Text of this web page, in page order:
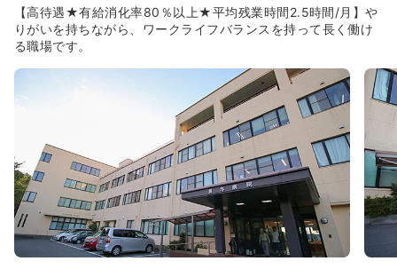
る事が出来ます。その中では、患者様やご家族に寄り添う
事を大切にされていらっしゃいます。加えて、スタッフ間
はお互いを思いやり、他部署とのコミュニケーションを大
【高待遇★有給消化率80％以上★平均残業時間2.5時間/月】や
りがいを持ちながら、ワークライフバランスを持って長く働け
る職場です。